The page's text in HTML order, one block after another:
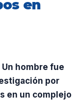
en
Un hombre fue
por
en un complejo